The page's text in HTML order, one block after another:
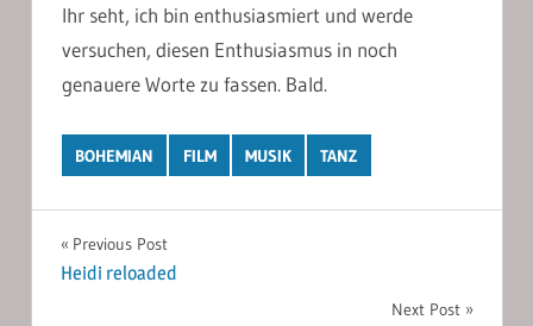
Ihr seht, ich bin enthusiasmiert und werde
versuchen, diesen Enthusiasmus in noch
genauere Worte zu fassen. Bald.
BOHEMIAN FILM MUSIK TANZ
Post
Previous Post
Heidi reloaded
Next Post